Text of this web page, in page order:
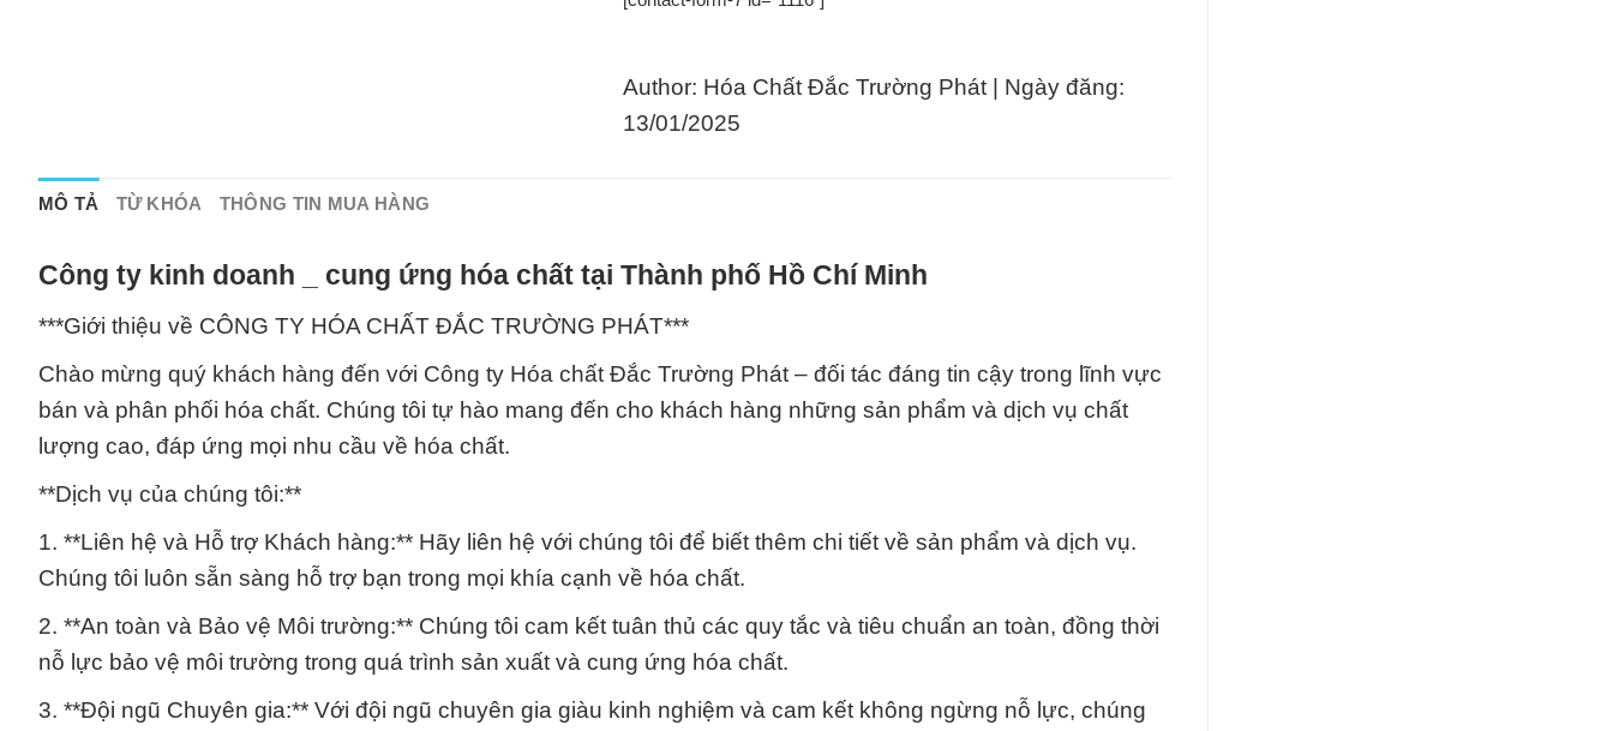
Author: Hóa Chất Đắc Trường Phát | Ngày đăng:
13/01/2025
MÔ TẢ TỪ KHÓA THÔNG TIN MUA HÀNG
Công ty kinh doanh _ cung ứng hóa chất tại Thành phố Hồ Chí Minh
***Giới thiệu về CÔNG TY HÓA CHẤT ĐẮC TRƯỜNG PHÁT***
Chào mừng quý khách hàng đến với Công ty Hóa chất Đắc Trường Phát – đối tác đáng tin cậy trong lĩnh vực
bán và phân phối hóa chất. Chúng tôi tự hào mang đến cho khách hàng những sản phẩm và dịch vụ chất
lượng cao, đáp ứng mọi nhu cầu về hóa chất.
**Dịch vụ của chúng tôi:**
1. **Liên hệ và Hỗ trợ Khách hàng:** Hãy liên hệ với chúng tôi để biết thêm chi tiết về sản phẩm và dịch vụ.
Chúng tôi luôn sẵn sàng hỗ trợ bạn trong mọi khía cạnh về hóa chất.
2. **An toàn và Bảo vệ Môi trường:** Chúng tôi cam kết tuân thủ các quy tắc và tiêu chuẩn an toàn, đồng thời
nỗ lực bảo vệ môi trường trong quá trình sản xuất và cung ứng hóa chất.
3. **Đội ngũ Chuyên gia:** Với đội ngũ chuyên gia giàu kinh nghiệm và cam kết không ngừng nỗ lực, chúng